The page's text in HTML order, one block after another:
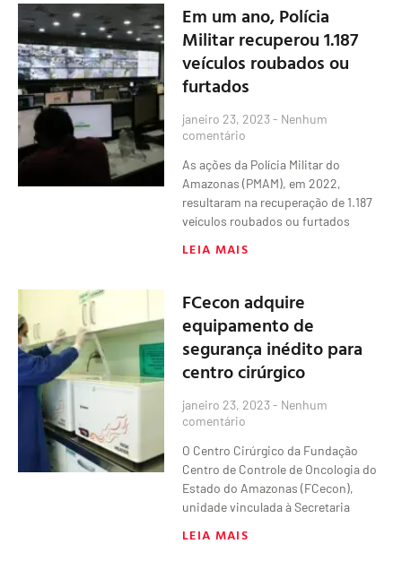
Em um ano, Polícia
Militar recuperou 1.187
veículos roubados ou
furtados
janeiro 23, 2023 Nenhum
comentário
As ações da Polícia Militar do
Amazonas (PMAM), em 2022,
resultaram na recuperação de 1.187
veículos roubados ou furtados
LEIA MAIS
FCecon adquire
equipamento de
segurança inédito para
centro cirúrgico
janeiro 23, 2023 Nenhum
comentário
O Centro Cirúrgico da Fundação
Centro de Controle de Oncologia do
Estado do Amazonas (FCecon),
unidade vinculada à Secretaria
LEIA MAIS